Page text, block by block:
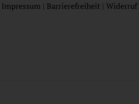
Impressum | Barrierefreiheit | Widerruf